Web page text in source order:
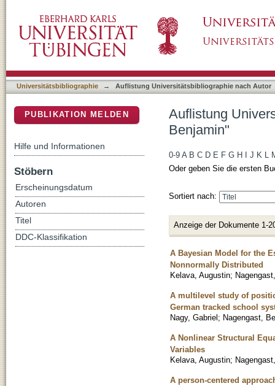
Universitätsbibliographie → Auflistung Universitätsbibliographie nach Autor
Auflistung
Benjamin"
0-9 A B C D E F G H J K L
Oder geben Sie die ersten
Sortiert nach:
Anzeige der Dokumente 1-
A Bayesian Model for the
Nonnormally Distributed
Kelava, Augustin;
A multilevel study of
German tracked school
Nagy, Gabriel; Nagengast,
A Nonlinear Structural
Variables
Kelava, Augustin;
A person-centered
PUBLIKATION MELDEN
Hilfe und Informationen
Stöbern
Erscheinungsdatum
Autoren
Titel
DDC-Klassifikation